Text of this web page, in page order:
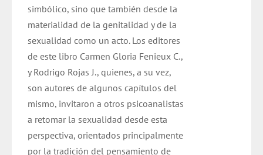
simbólico, sino que también desde la
materialidad de la genitalidad y de la
sexualidad como un acto. Los editores
de este libro Carmen Gloria Fenieux C.,
y Rodrigo Rojas J., quienes, a su vez,
son autores de algunos capítulos del
mismo, invitaron a otros psicoanalistas
a retomar la sexualidad desde esta
perspectiva, orientados principalmente
por la tradición del pensamiento de